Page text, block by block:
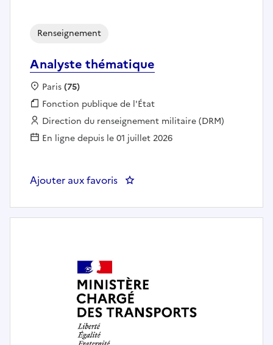
Analyste thématique
Renseignement
Localisation :
Paris(75)
Fonction publique :
Fonction publique de l'État
Employeur :
Direction du renseignement militaire (DRM)
En ligne depuis le 01 juillet 2026
Ajouter aux favoris : Analyste thématique